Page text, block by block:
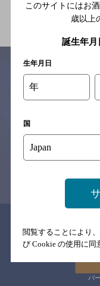
サイトマッ
念のためお店にご確認
バ
このサイトにはお
歳以上
誕生年月
生年月日
年
国
閲覧することにより、
び Cookie の使用に同